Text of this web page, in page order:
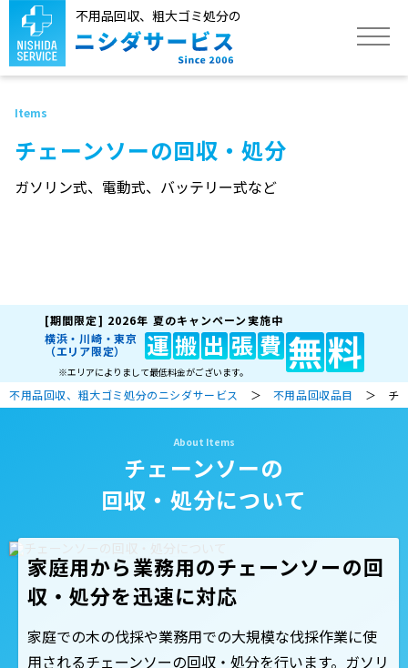
不用品回収、粗大ゴミ処分の
サービス
よくあるご質問
チェーンソーの回収・処分
ガソリン式、電動式、バッテリー式など
[期間限定] 2026年 夏のキャンペーン実施中
横浜・川崎・東京
（エリア限定）
運 搬 出 張 費 無料
※エリアによりまして最低料金がございます。
不用品回収、粗大ゴミ処分のニシダサービス ＞ 不用品回収品目 ＞ チェ
チェーンソーの
回収・処分について
家庭用から業務用のチェーンソーの回
収・処分を迅速に対応
家庭での木の伐採や業務用での大規模な伐採作業に使
用されるチェーンソーの回収・処分を行います。ガソリ